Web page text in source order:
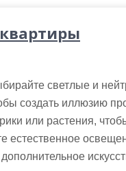
светлые и
создать иллюзию
или растения,
естественное